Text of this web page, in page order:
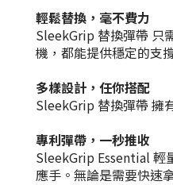
輕鬆替換，毫不費力
SleekGrip 替換彈帶 只
機，都能提供穩定的支
多樣設計，任你搭配
SleekGrip 替換彈帶 擁
專利彈帶，一秒推收
SleekGrip Essential 輕
應手。無論是需要快速